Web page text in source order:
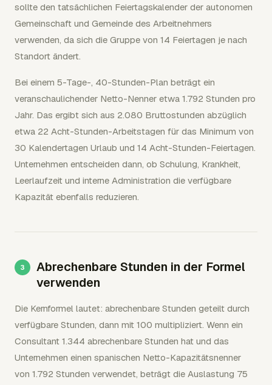
sollte den tatsächlichen Feiertagskalender der autonomen
Gemeinschaft und Gemeinde des Arbeitnehmers
verwenden, da sich die Gruppe von 14 Feiertagen je nach
Standort ändert.
Bei einem 5-Tage-, 40-Stunden-Plan beträgt ein
veranschaulichender Netto-Nenner etwa 1.792 Stunden pro
Jahr. Das ergibt sich aus 2.080 Bruttostunden abzüglich
etwa 22 Acht-Stunden-Arbeitstagen für das Minimum von
30 Kalendertagen Urlaub und 14 Acht-Stunden-Feiertagen.
Unternehmen entscheiden dann, ob Schulung, Krankheit,
Leerlaufzeit und interne Administration die verfügbare
Kapazität ebenfalls reduzieren.
Abrechenbare Stunden in der Formel
verwenden
Die Kernformel lautet: abrechenbare Stunden geteilt durch
verfügbare Stunden, dann mit 100 multipliziert. Wenn ein
Consultant 1.344 abrechenbare Stunden hat und das
Unternehmen einen spanischen Netto-Kapazitätsnenner
von 1.792 Stunden verwendet, beträgt die Auslastung 75